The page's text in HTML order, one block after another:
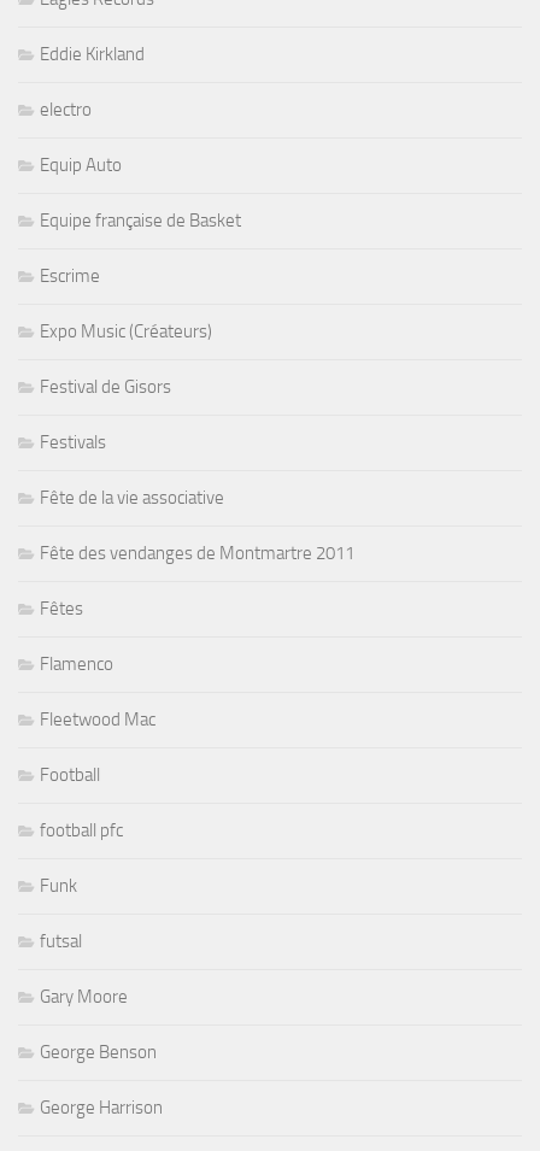
Eddie Kirkland
electro
Equip Auto
Equipe française de Basket
Escrime
Expo Music (Créateurs)
Festival de Gisors
Festivals
Fête de la vie associative
Fête des vendanges de Montmartre 2011
Fêtes
Flamenco
Fleetwood Mac
Football
football pfc
Funk
futsal
Gary Moore
George Benson
George Harrison